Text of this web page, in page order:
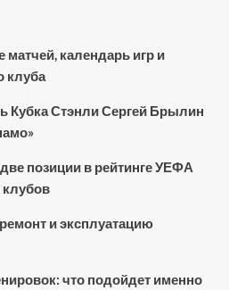
матчей, календарь игр и
клуба
Кубка Стэнли Сергей Брылин
позиции в рейтинге УЕФА
и эксплуатацию
что подойдет именно